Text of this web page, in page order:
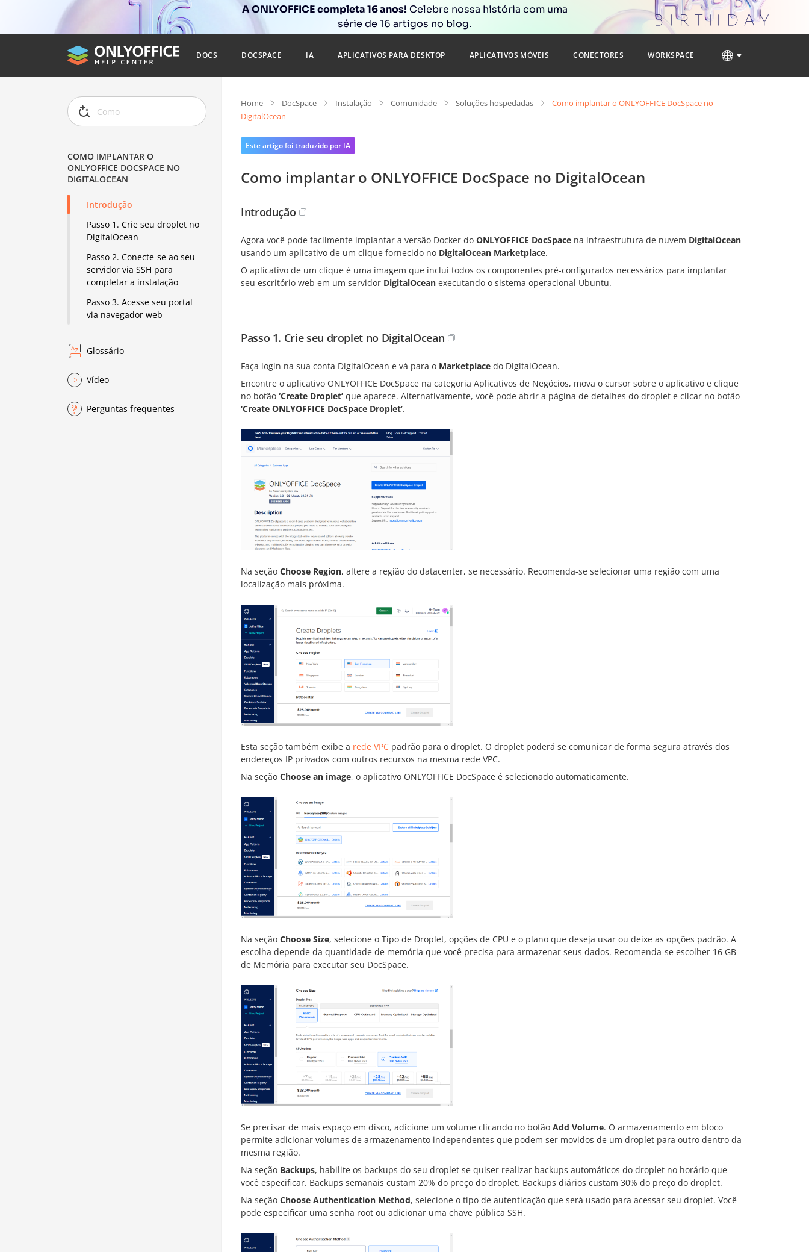
A ONLYOFFICE completa 16 anos! Celebre nossa história com uma
série de 16 artigos no blog.
DOCS DOCSPACE IA APLICATIVOS PARA DESKTOP APLICATIVOS MÓVEIS CONECTORES WORKSPACE
COMO IMPLANTAR O
ONLYOFFICE DOCSPACE NO
DIGITALOCEAN
Introdução
Passo 1. Crie seu droplet no
DigitalOcean
Passo 2. Conecte-se ao seu
servidor via SSH para
completar a instalação
Passo 3. Acesse seu portal
via navegador web
Glossário
Vídeo
Perguntas frequentes
Home DocSpace Instalação Comunidade Soluções hospedadas
Como implantar o ONLYOFFICE DocSpace no
DigitalOcean
Este artigo foi traduzido por IA
Como implantar o ONLYOFFICE DocSpace no DigitalOcean
Introdução
Agora você pode facilmente implantar a versão Docker do ONLYOFFICE DocSpace na infraestrutura de nuvem DigitalOcean
usando um aplicativo de um clique fornecido no DigitalOcean Marketplace.
O aplicativo de um clique é uma imagem que inclui todos os componentes pré-configurados necessários para implantar
seu escritório web em um servidor DigitalOcean executando o sistema operacional Ubuntu.
Passo 1. Crie seu droplet no DigitalOcean
Faça login na sua conta DigitalOcean e vá para o Marketplace do DigitalOcean.
Encontre o aplicativo ONLYOFFICE DocSpace na categoria Aplicativos de Negócios, mova o cursor sobre o aplicativo e clique
no botão ‘Create Droplet’ que aparece. Alternativamente, você pode abrir a página de detalhes do droplet e clicar no botão
‘Create ONLYOFFICE DocSpace Droplet’.
Na seção Choose Region, altere a região do datacenter, se necessário. Recomenda-se selecionar uma região com uma
localização mais próxima.
Esta seção também exibe a rede VPC padrão para o droplet. O droplet poderá se comunicar de forma segura através dos
endereços IP privados com outros recursos na mesma rede VPC.
Na seção Choose an image, o aplicativo ONLYOFFICE DocSpace é selecionado automaticamente.
Na seção Choose Size, selecione o Tipo de Droplet, opções de CPU e o plano que deseja usar ou deixe as opções padrão. A
escolha depende da quantidade de memória que você precisa para armazenar seus dados. Recomenda-se escolher 16 GB
de Memória para executar seu DocSpace.
Se precisar de mais espaço em disco, adicione um volume clicando no botão Add Volume. O armazenamento em bloco
permite adicionar volumes de armazenamento independentes que podem ser movidos de um droplet para outro dentro da
mesma região.
Na seção Backups, habilite os backups do seu droplet se quiser realizar backups automáticos do droplet no horário que
você especificar. Backups semanais custam 20% do preço do droplet. Backups diários custam 30% do preço do droplet.
Na seção Choose Authentication Method, selecione o tipo de autenticação que será usado para acessar seu droplet. Você
pode especificar uma senha root ou adicionar uma chave pública SSH.